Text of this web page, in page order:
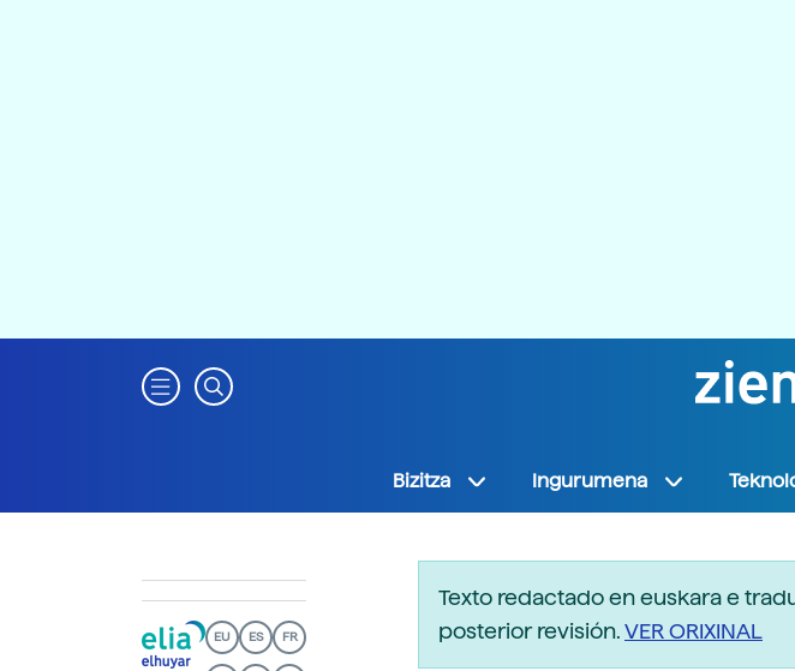
Bizitza Ingurumena
EU ES FR
Texto redactado en euskara e
posterior revisión.VER ORIXINAL